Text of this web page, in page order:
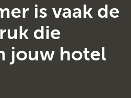
is vaak de
die
jouw hotel